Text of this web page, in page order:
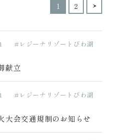
1
2
#レジーナリゾートびわ湖
献立
#レジーナリゾートびわ湖
大会交通規制のお知らせ